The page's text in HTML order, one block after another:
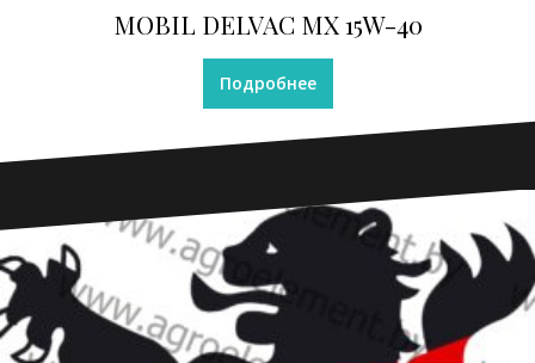
MOBIL DELVAC MX 15W-40
Подробнее